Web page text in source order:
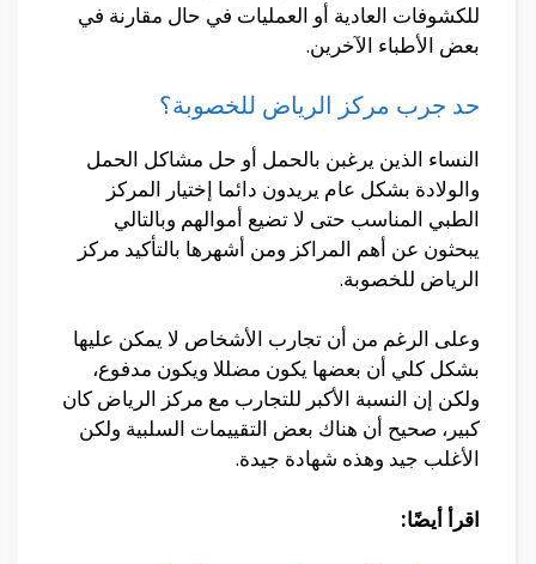
للكشوفات العادية أو العمليات في حال مقارنة في
بعض الأطباء الآخرين.
حد جرب مركز الرياض للخصوبة؟
النساء الذين يرغبن بالحمل أو حل مشاكل الحمل
والولادة بشكل عام يريدون دائما إختيار المركز
الطبي المناسب حتى لا تضيع أموالهم وبالتالي
يبحثون عن أهم المراكز ومن أشهرها بالتأكيد مركز
الرياض للخصوبة.
وعلى الرغم من أن تجارب الأشخاص لا يمكن عليها
بشكل كلي أن بعضها يكون مضللا ويكون مدفوع،
ولكن إن النسبة الأكبر للتجارب مع مركز الرياض كان
كبير، صحيح أن هناك بعض التقييمات السلبية ولكن
الأغلب جيد وهذه شهادة جيدة.
اقرأ أيضًا: